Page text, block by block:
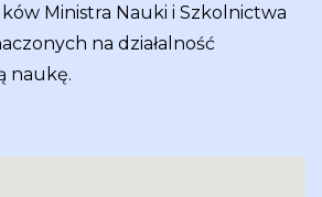
Ministra Nauki i Szkolnictwa
na działalność
naukę.